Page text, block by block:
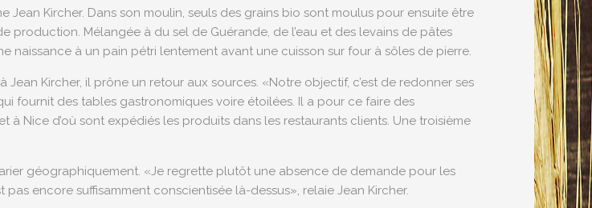
Jean Kircher. Dans son moulin, seuls des grains bio sont moulus pour ensuite être
production. Mélangée à du sel de Guérande, de l’eau et des levains de pâtes
naissance à un pain pétri lentement avant une cuisson sur four à sôles de pierre.
Jean Kircher, il prône un retour aux sources. «Notre objectif, c’est de redonner ses
fournit des tables gastronomiques voire étoilées. Il a pour ce faire des
à Nice d’où sont expédiés les produits dans les restaurants clients. Une troisième
géographiquement. «Je regrette plutôt une absence de demande pour les
encore suffisamment conscientisée là-dessus», relaie Jean Kircher.